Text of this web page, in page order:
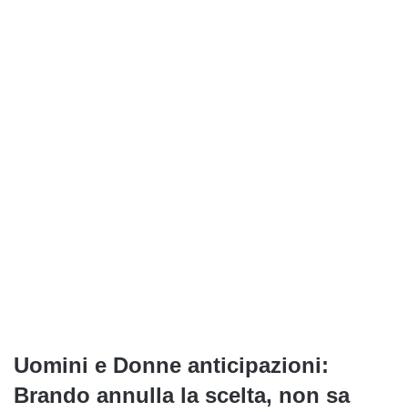
Uomini e Donne anticipazioni:
Brando annulla la scelta, non sa